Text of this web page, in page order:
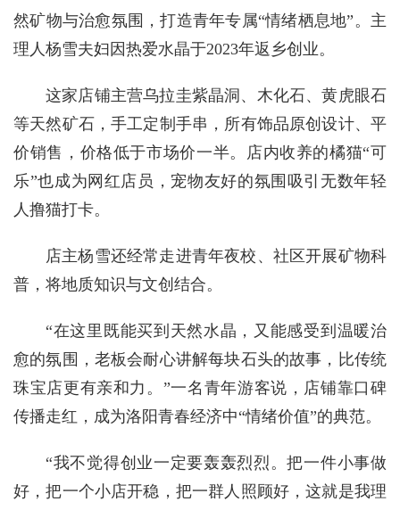
然矿物与治愈氛围，打造青年专属“情绪栖息地”。主
理人杨雪夫妇因热爱水晶于2023年返乡创业。
这家店铺主营乌拉圭紫晶洞、木化石、黄虎眼石
等天然矿石，手工定制手串，所有饰品原创设计、平
价销售，价格低于市场价一半。店内收养的橘猫“可
乐”也成为网红店员，宠物友好的氛围吸引无数年轻
人撸猫打卡。
店主杨雪还经常走进青年夜校、社区开展矿物科
普，将地质知识与文创结合。
“在这里既能买到天然水晶，又能感受到温暖治
愈的氛围，老板会耐心讲解每块石头的故事，比传统
珠宝店更有亲和力。”一名青年游客说，店铺靠口碑
传播走红，成为洛阳青春经济中“情绪价值”的典范。
“我不觉得创业一定要轰轰烈烈。把一件小事做
好，把一个小店开稳，把一群人照顾好，这就是我理